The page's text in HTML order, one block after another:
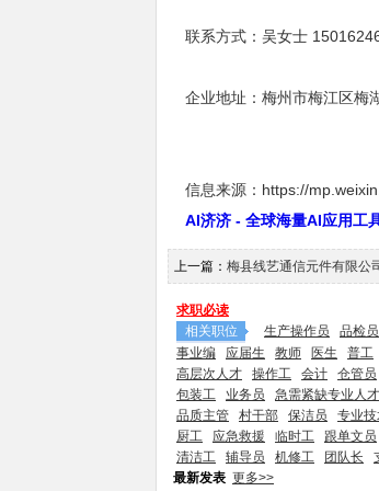
联系方式：吴女士
企业地址：梅州市梅江区梅
信息来源：https://
AI济济 - 全球海量AI应用工
上一篇： 梅县线艺通信元件有限公
求职必读
相关职位
生产操作员 品检员
事业编
应届生 教师 医生 普工
高层次人才
操作工 会计 仓管员
包装工
业务员 急需紧缺专业人才
品质主管
村干部 保洁员 专业
厨工
应急救援 临时工 跟单文员
清洁工
辅导员 机修工 团队长
最新发表 更多>>